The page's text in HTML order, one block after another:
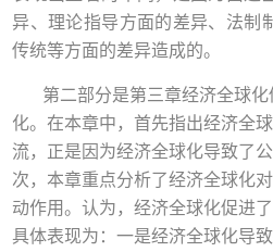
异、理论指导方面的差异、法制
传统等方面的差异造成的。
第二部分是第三章经济全球
化。在本章中，首先指出经济全
流，正是因为经济全球化导致了
次，本章重点分析了经济全球化
动作用。认为，经济全球化促进
具体表现为：一是经济全球化导